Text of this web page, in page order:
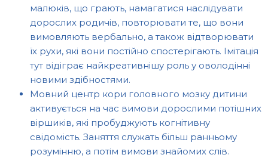
малюків, що грають, намагатися наслідувати
дорослих родичів, повторювати те, що вони
вимовляють вербально, а також відтворювати
їх рухи, які вони постійно спостерігають. Імітація
тут відіграє найкреативнішу роль у оволодінні
новими здібностями.
Мовний центр кори головного мозку дитини
активується на час вимови дорослими потішних
віршиків, які пробуджують когнітивну
свідомість. Заняття служать більш ранньому
розумінню, а потім вимови знайомих слів.